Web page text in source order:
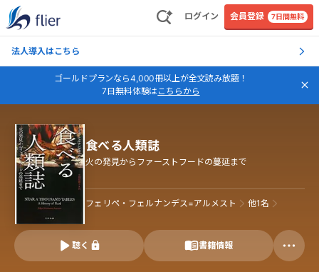
ログイン 会員登録 7日間無料
法人導入はこちら
ゴールドプランなら4,000冊以上が全文読み放題！
7日無料体験はこちらから
食べる人類誌
火の発見からファーストフードの蔓延まで
フェリペ・フェルナンデス=アルメスト 他1名
聴く 書籍情報